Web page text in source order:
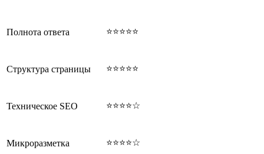
Полнота ответа ⭐⭐⭐⭐⭐
Структура страницы ⭐⭐⭐⭐⭐
Техническое SEO ⭐⭐⭐⭐☆
Микроразметка ⭐⭐⭐⭐☆